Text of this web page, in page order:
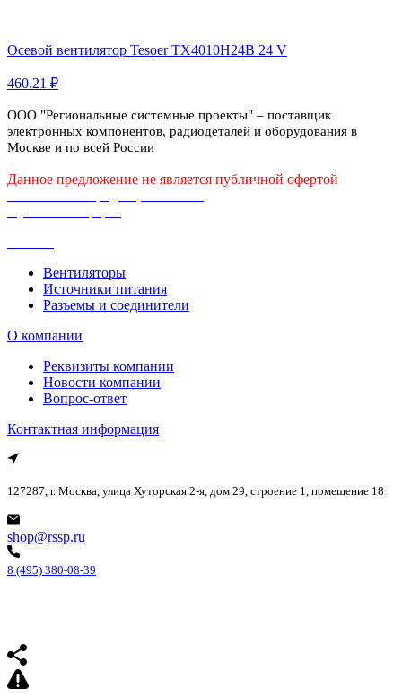
Осевой вентилятор Tesoer TX4010H24B 24 V
460.21 ₽
ООО "Региональные системные проекты" – поставщик
электронных компонентов, радиодеталей и оборудования в
Москве и по всей России
Данное предложение не является публичной офертой
Вентиляторы
Источники питания
Разъемы и соединители
О компании
Реквизиты компании
Новости компании
Вопрос-ответ
Контактная информация
127287, г. Москва, улица Хуторская 2-я, дом 29, строение 1, помещение 18
shop@rssp.ru
8 (495) 380-08-39